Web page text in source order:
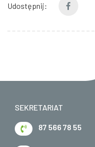
Udostępnij:
SEKRETARIAT
87 566 78 55